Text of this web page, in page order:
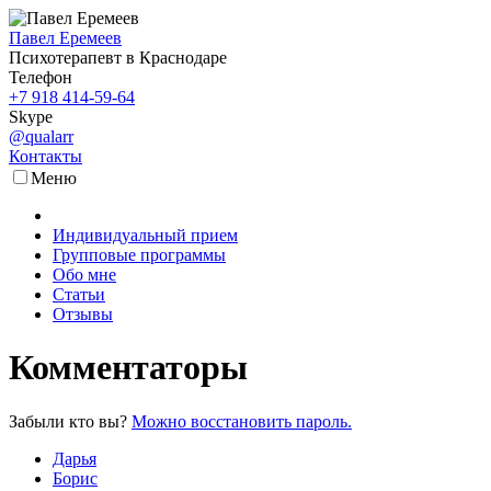
Павел Еремеев
Психотерапевт в Краснодаре
Телефон
+7 918 414-59-64
Skype
@qualarr
Контакты
Меню
Индивидуальный прием
Групповые программы
Обо мне
Статьи
Отзывы
Комментаторы
Забыли кто вы? Можно восстановить пароль.
Дарья
Борис